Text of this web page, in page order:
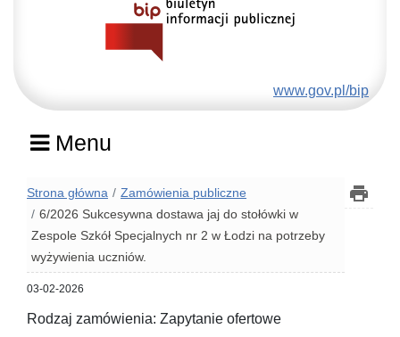
www.gov.pl/bip
Menu
Strona główna
Zamówienia publiczne
6/2026 Sukcesywna dostawa jaj do stołówki w
Zespole Szkół Specjalnych nr 2 w Łodzi na potrzeby
wyżywienia uczniów.
03-02-2026
Rodzaj zamówienia: Zapytanie ofertowe